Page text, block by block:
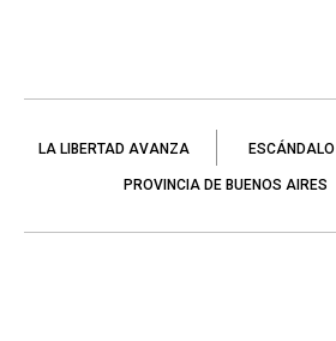
LA LIBERTAD AVANZA ESCÁNDALO
PROVINCIA DE BUENOS AIRES